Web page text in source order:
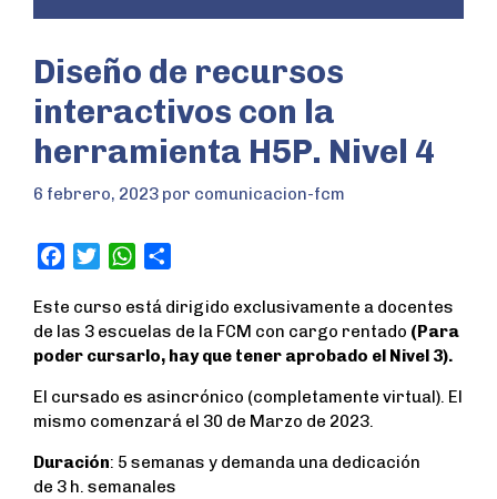
Diseño de recursos
interactivos con la
herramienta H5P. Nivel 4
6 febrero, 2023 por comunicacion-fcm
c
e
b
o
o
i
t
t
e
r
W
a
t
s
A
p
a
r
e
Este curso está dirigido exclusivamente a docentes
de las 3 escuelas de la FCM con cargo rentado (Para
poder cursarlo, hay que tener aprobado el Nivel 3).
El cursado es asincrónico (completamente virtual). El
mismo comenzará el 30 de Marzo de 2023.
Duración: 5 semanas y demanda una dedicación
de 3 h. semanales